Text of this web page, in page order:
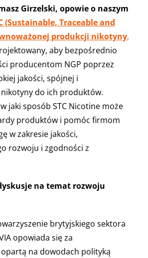
Girzelski, opowie o naszym
(Sustainable, Traceable and
produkcji nikotyny,
aby bezpośrednio
producentom NGP poprzez
jakości, spójnej i
do ich produktów.
jaki sposób STC Nicotine może
produktów i pomóc firmom
w zakresie jakości,
rozwoju i zgodności z
na temat rozwoju
brytyjskiego sektora
opowiada się za
na dowodach polityką